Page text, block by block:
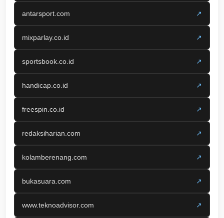
antarsport.com ↗
mixparlay.co.id ↗
sportsbook.co.id ↗
handicap.co.id ↗
freespin.co.id ↗
redaksiharian.com ↗
kolamberenang.com ↗
bukasuara.com ↗
www.teknoadvisor.com ↗